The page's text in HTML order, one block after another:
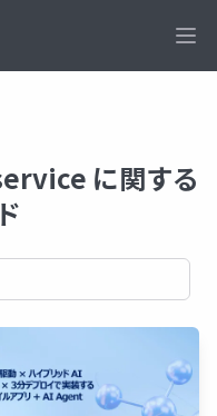
に関する